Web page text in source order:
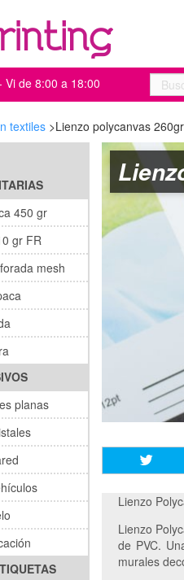
Vi de 8:00 a 18:00
textiles >Lienzo polycanvas 260gr
450 gr
gr FR
mesh
planas
Lienzo
Lienzo
de PVC.
murales